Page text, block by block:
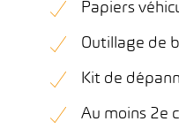
Papiers
Outillage de
Kit de
Au moins 2e